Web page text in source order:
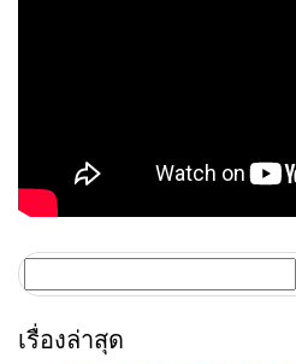
สำหรับ:
เรื่องล่าสุด